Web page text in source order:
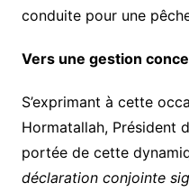
conduite pour une
Vers une gestion
S’exprimant à cette
Hormatallah, Président
portée de cette
déclaration conjointe